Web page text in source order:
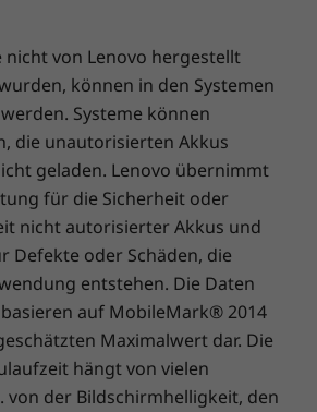
nicht von Lenovo hergestellt
können in den Systemen
Systeme können
die unautorisierten Akkus
geladen. Lenovo übernimmt
für die Sicherheit oder
nicht autorisierter Akkus und
Defekte oder Schäden, die
entstehen. Die Daten
auf MobileMark® 2014
Maximalwert dar. Die
hängt von vielen
von der Bildschirmhelligkeit, den